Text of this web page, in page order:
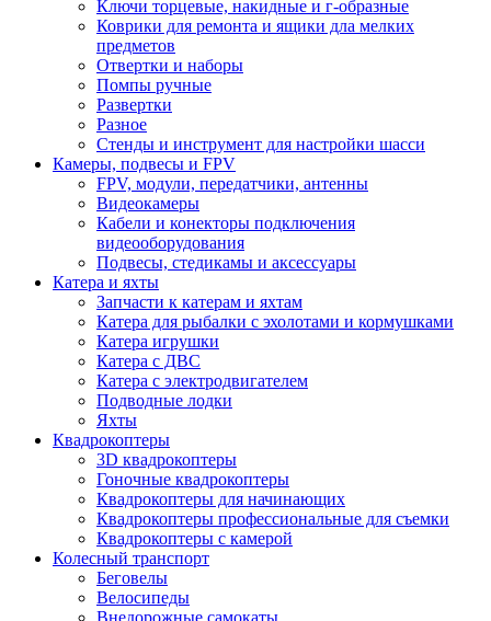
Ключи торцевые, накидные и г-образные
Коврики для ремонта и ящики дла мелких
предметов
Отвертки и наборы
Помпы ручные
Развертки
Разное
Стенды и инструмент для настройки шасси
Камеры, подвесы и FPV
FPV, модули, передатчики, антенны
Видеокамеры
Кабели и конекторы подключения
видеооборудования
Подвесы, стедикамы и аксессуары
Катера и яхты
Запчасти к катерам и яхтам
Катера для рыбалки с эхолотами и кормушками
Катера игрушки
Катера с ДВС
Катера с электродвигателем
Подводные лодки
Яхты
Квадрокоптеры
3D квадрокоптеры
Гоночные квадрокоптеры
Квадрокоптеры для начинающих
Квадрокоптеры профессиональные для съемки
Квадрокоптеры с камерой
Колесный транспорт
Беговелы
Велосипеды
Внедорожные самокаты